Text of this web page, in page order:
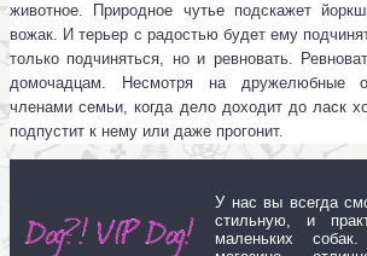
животное. Природное чутье подскажет
вожак. И терьер с радостью будет ему
только подчиняться, но и ревновать.
домочадцам. Несмотря на дружелюбные
членами семьи, когда дело доходит до ласк
подпустит к нему или даже прогонит.
У нас вы всегда
стильную, и
маленьких